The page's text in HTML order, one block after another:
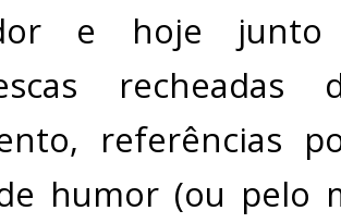
e hoje
recheadas
referências
humor (ou pelo